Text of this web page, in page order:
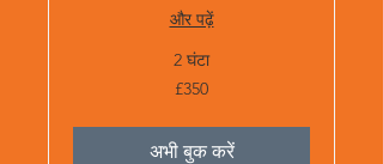
और पढ़ें
2 घंटा
£350
अभी बुक करें